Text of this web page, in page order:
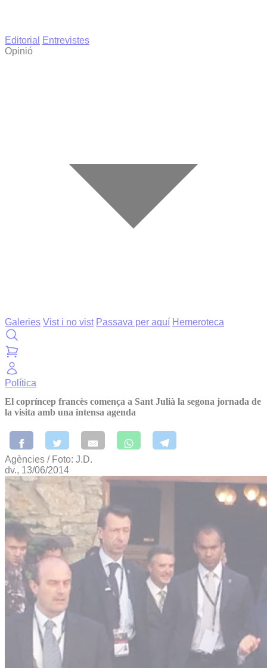
Editorial
Entrevistes
Opinió
Galeries Vist i no vist Passava per aquí Hemeroteca
Política
El copríncep francès comença a Sant Julià la segona jornada de
la visita amb una intensa agenda
Agències / Foto: J.D.
dv., 13/06/2014